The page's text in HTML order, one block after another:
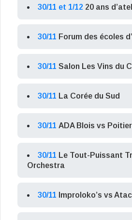
30/11 et 1/12 20 ans
30/11 Forum des écoles
30/11 Salon Les Vins du
30/11 La Corée du Sud
30/11 ADA Blois vs
30/11 Le Tout-Puissant
Orchestra
30/11 Improloko’s vs